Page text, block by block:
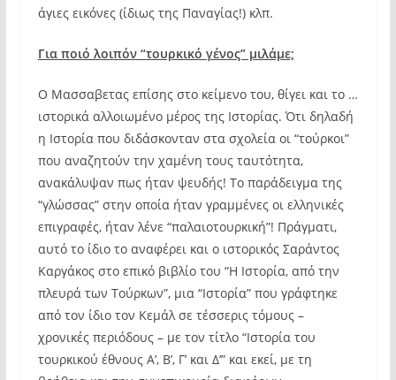
άγιες εικόνες (ίδιως της Παναγίας!) κλπ.
Για ποιό λοιπόν “τουρκικό γένος” μιλάμε;
Ο Μασσαβετας επίσης στο κείμενο του, θίγει και το …
ιστορικά αλλοιωμένο μέρος της Ιστορίας. Ότι δηλαδή
η Ιστορία που διδάσκονταν στα σχολεία οι “τούρκοι”
που αναζητούν την χαμένη τους ταυτότητα,
ανακάλυψαν πως ήταν ψευδής! Το παράδειγμα της
“γλώσσας” στην οποία ήταν γραμμένες οι ελληνικές
επιγραφές, ήταν λένε “παλαιοτουρκική”! Πράγματι,
αυτό το ίδιο το αναφέρει και ο ιστορικός Σαράντος
Καργάκος στο επικό βιβλίο του “Η Ιστορία, από την
πλευρά των Τούρκων”, μια “Ιστορία” που γράφτηκε
από τον ίδιο τον Κεμάλ σε τέσσερις τόμους –
χρονικές περιόδους – με τον τίτλο “Ιστορία του
τουρκικού έθνους Α’, Β’, Γ’ και Δ’” και εκεί, με τη